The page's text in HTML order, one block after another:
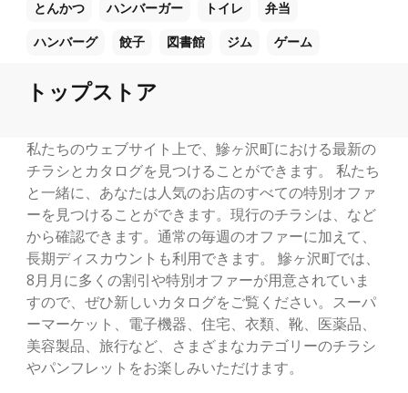
とんかつ ハンバーガー トイレ 弁当
ハンバーグ 餃子 図書館 ジム ゲーム
トップストア
私たちのウェブサイト上で、鰺ヶ沢町における最新の
チラシとカタログを見つけることができます。 私たち
と一緒に、あなたは人気のお店のすべての特別オファ
ーを見つけることができます。現行のチラシは、など
から確認できます。通常の毎週のオファーに加えて、
長期ディスカウントも利用できます。 鰺ヶ沢町では、
8月月に多くの割引や特別オファーが用意されていま
すので、ぜひ新しいカタログをご覧ください。スーパ
ーマーケット、電子機器、住宅、衣類、靴、医薬品、
美容製品、旅行など、さまざまなカテゴリーのチラシ
やパンフレットをお楽しみいただけます。